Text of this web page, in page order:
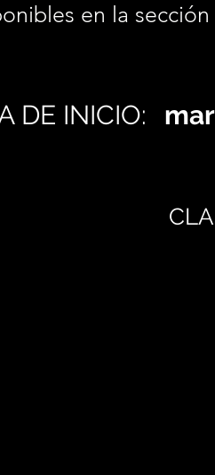
en la sección
DE INICIO: